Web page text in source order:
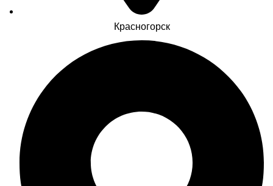
Красногорск